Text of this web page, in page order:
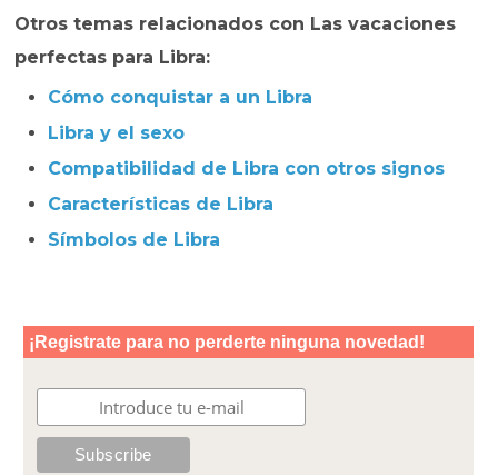
Otros temas relacionados con Las vacaciones
perfectas para Libra:
Cómo conquistar a un Libra
Libra y el sexo
Compatibilidad de Libra con otros signos
Características de Libra
Símbolos de Libra